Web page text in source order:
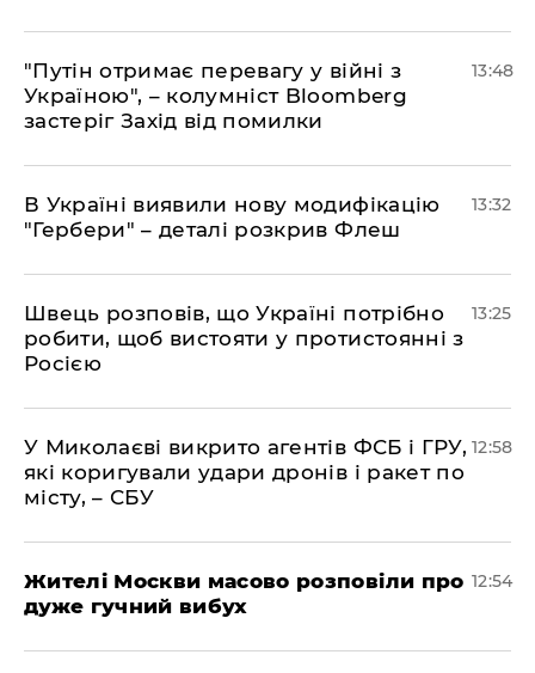
"Путін отримає перевагу у війні з
Україною", – колумніст Bloomberg
застеріг Захід від помилки
13:48
В Україні виявили нову модифікацію
"Гербери" – деталі розкрив Флеш
13:32
Швець розповів, що Україні потрібно
робити, щоб вистояти у протистоянні з
Росією
13:25
У Миколаєві викрито агентів ФСБ і ГРУ,
які коригували удари дронів і ракет по
місту, – СБУ
12:58
Жителі Москви масово розповіли про
дуже гучний вибух
12:54